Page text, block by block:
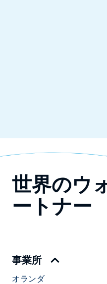
世界のウ
ートナー
事業所
オランダ